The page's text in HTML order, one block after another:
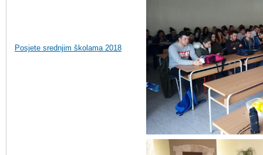
Posjete srednjim školama 2018